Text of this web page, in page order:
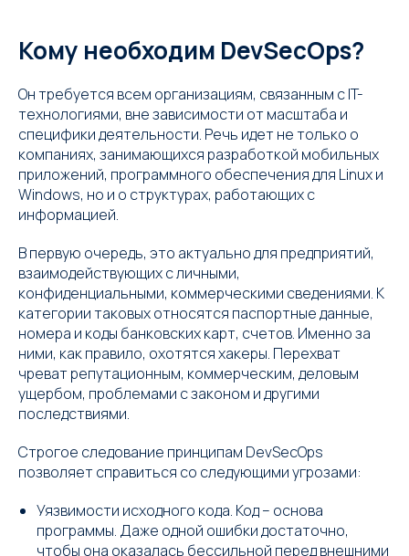
Кому необходим DevSecOps?
Он требуется всем организациям, связанным с IT-
технологиями, вне зависимости от масштаба и
специфики деятельности. Речь идет не только о
компаниях, занимающихся разработкой мобильных
приложений, программного обеспечения для Linux и
Windows, но и о структурах, работающих с
информацией.
В первую очередь, это актуально для предприятий,
взаимодействующих с личными,
конфиденциальными, коммерческими сведениями. К
категории таковых относятся паспортные данные,
номера и коды банковских карт, счетов. Именно за
ними, как правило, охотятся хакеры. Перехват
чреват репутационным, коммерческим, деловым
ущербом, проблемами с законом и другими
последствиями.
Строгое следование принципам DevSecOps
позволяет справиться со следующими угрозами:
Уязвимости исходного кода. Код – основа
программы. Даже одной ошибки достаточно,
чтобы она оказалась бессильной перед внешними